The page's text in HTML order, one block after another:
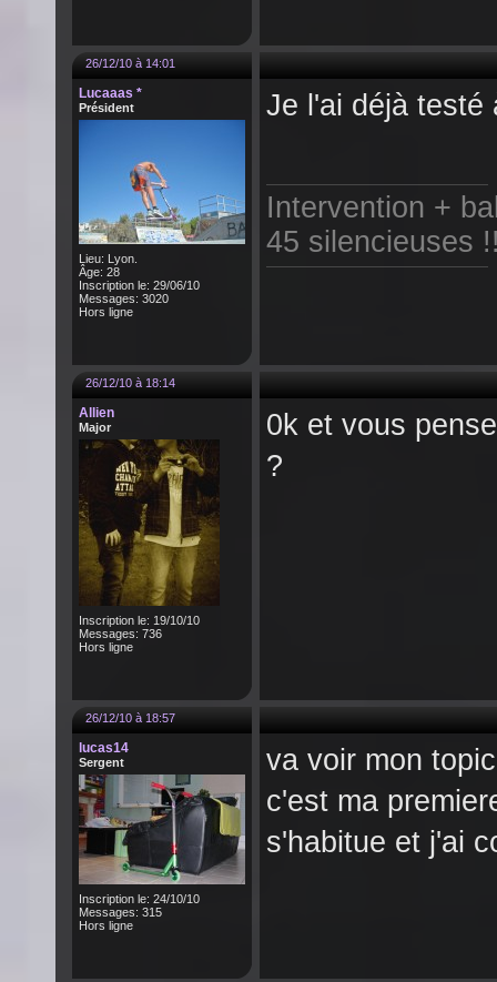
26/12/10 à 14:01
Lucaaas *
Président
Lieu: Lyon.
Âge: 28
Inscription le: 29/06/10
Messages: 3020
Hors ligne
Je l'ai déjà testé
Intervention +
45 silencieuses
26/12/10 à 18:14
Allien
Major
Inscription le: 19/10/10
Messages: 736
Hors ligne
0k et vous
?
26/12/10 à 18:57
lucas14
Sergent
Inscription le: 24/10/10
Messages: 315
Hors ligne
va voir mon
c'est ma
s'habitue et j'ai